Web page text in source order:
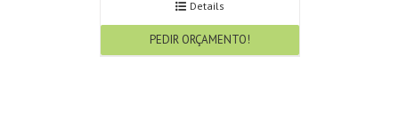
Details
PEDIR ORÇAMENTO!